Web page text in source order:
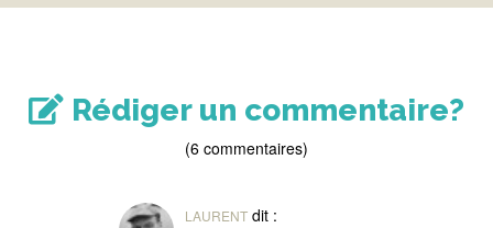
Rédiger un commentaire?
(6 commentaires)
LAURENT dit :